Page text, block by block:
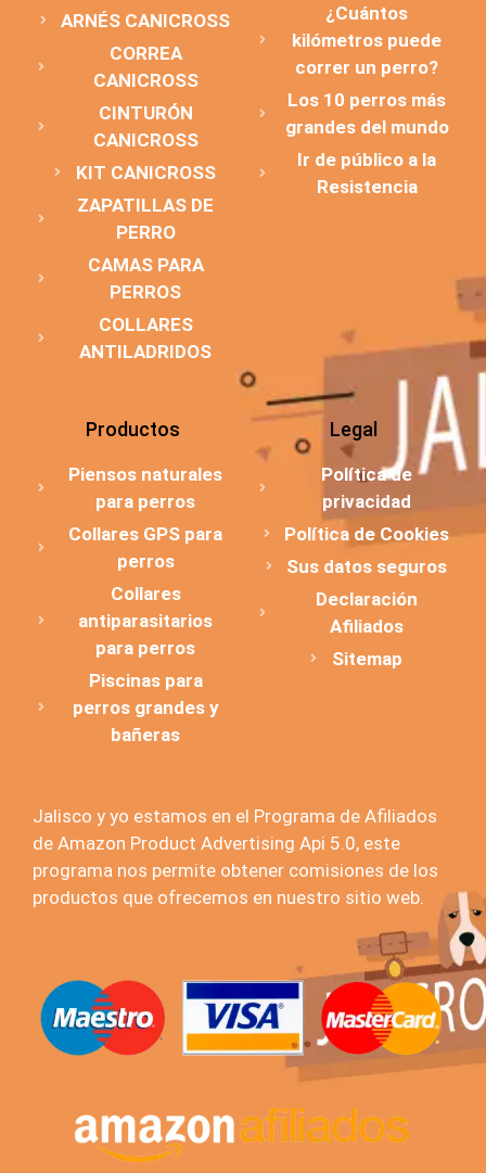
ARNÉS CANICROSS
CORREA
CANICROSS
CINTURÓN
CANICROSS
KIT CANICROSS
ZAPATILLAS DE
PERRO
CAMAS PARA
PERROS
COLLARES
ANTILADRIDOS
¿Cuántos
kilómetros puede
correr un perro?
Los 10 perros más
grandes del mundo
Ir de público a la
Resistencia
Productos
Piensos naturales
para perros
Collares GPS para
perros
Collares
antiparasitarios
para perros
Piscinas para
perros grandes y
bañeras
Legal
Política de
privacidad
Política de Cookies
Sus datos seguros
Declaración
Afiliados
Sitemap
Jalisco y yo estamos en el Programa de Afiliados
de Amazon Product Advertising Api 5.0, este
programa nos permite obtener comisiones de los
productos que ofrecemos en nuestro sitio web.